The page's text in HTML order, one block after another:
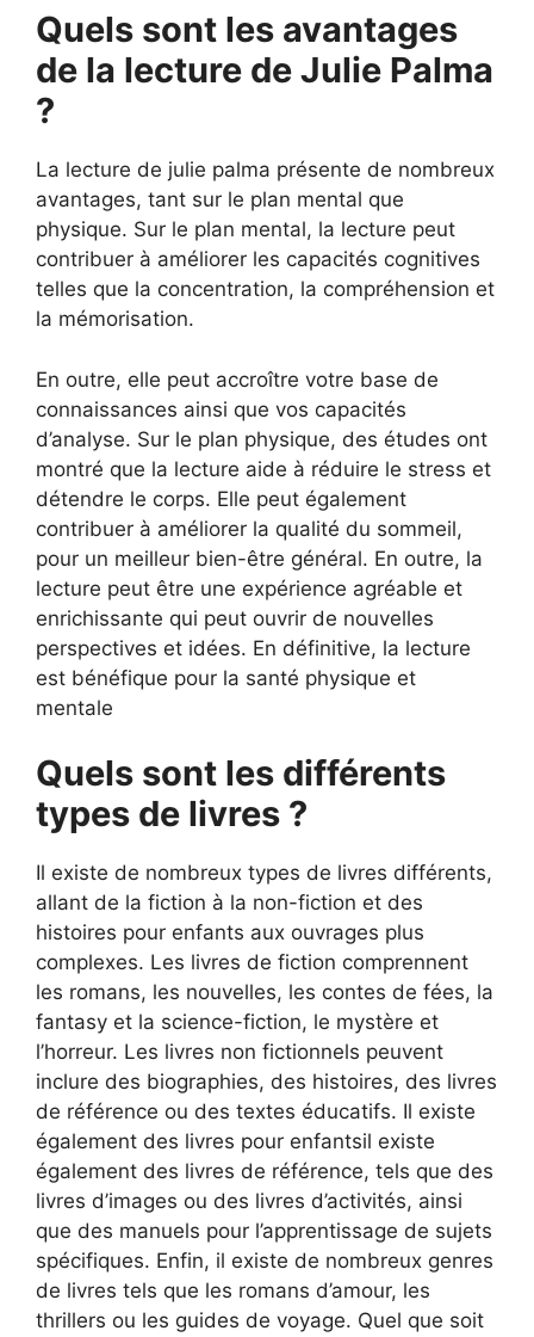
Quels sont les avantages
de la lecture de Julie Palma
?
La lecture de julie palma présente de nombreux
avantages, tant sur le plan mental que
physique. Sur le plan mental, la lecture peut
contribuer à améliorer les capacités cognitives
telles que la concentration, la compréhension et
la mémorisation.
En outre, elle peut accroître votre base de
connaissances ainsi que vos capacités
d’analyse. Sur le plan physique, des études ont
montré que la lecture aide à réduire le stress et
détendre le corps. Elle peut également
contribuer à améliorer la qualité du sommeil,
pour un meilleur bien-être général. En outre, la
lecture peut être une expérience agréable et
enrichissante qui peut ouvrir de nouvelles
perspectives et idées. En définitive, la lecture
est bénéfique pour la santé physique et
mentale
Quels sont les différents
types de livres ?
Il existe de nombreux types de livres différents,
allant de la fiction à la non-fiction et des
histoires pour enfants aux ouvrages plus
complexes. Les livres de fiction comprennent
les romans, les nouvelles, les contes de fées, la
fantasy et la science-fiction, le mystère et
l’horreur. Les livres non fictionnels peuvent
inclure des biographies, des histoires, des livres
de référence ou des textes éducatifs. Il existe
également des livres pour enfantsil existe
également des livres de référence, tels que des
livres d’images ou des livres d’activités, ainsi
que des manuels pour l’apprentissage de sujets
spécifiques. Enfin, il existe de nombreux genres
de livres tels que les romans d’amour, les
thrillers ou les guides de voyage. Quel que soit